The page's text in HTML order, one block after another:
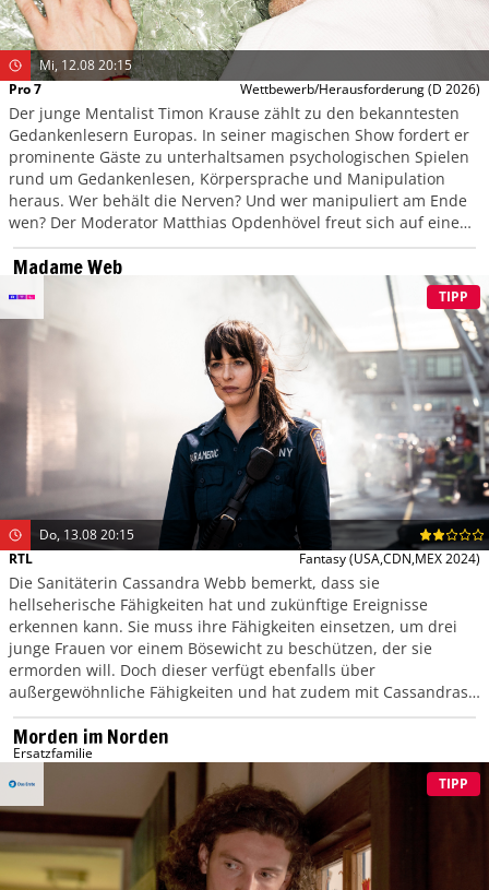
Mi, 12.08 20:15
Pro 7
Wettbewerb/Herausforderung(D 2026)
Der junge Mentalist Timon Krause zählt zu den bekanntesten
Gedankenlesern Europas. In seiner magischen Show fordert er
prominente Gäste zu unterhaltsamen psychologischen Spielen
rund um Gedankenlesen, Körpersprache und Manipulation
heraus. Wer behält die Nerven? Und wer manipuliert am Ende
wen? Der Moderator Matthias Opdenhövel freut sich auf einen
Abend voller überraschender Wendungen.
Madame Web
TIPP
Do, 13.08 20:15
RTL
Fantasy(USA,CDN,MEX 2024)
Die Sanitäterin Cassandra Webb bemerkt, dass sie
hellseherische Fähigkeiten hat und zukünftige Ereignisse
erkennen kann. Sie muss ihre Fähigkeiten einsetzen, um drei
junge Frauen vor einem Bösewicht zu beschützen, der sie
ermorden will. Doch dieser verfügt ebenfalls über
außergewöhnliche Fähigkeiten und hat zudem mit Cassandras
Vergangenheit zu tun. Wird sie es schaffen, ihren Gegner zu
besiegen?
Morden im Norden
Ersatzfamilie
TIPP